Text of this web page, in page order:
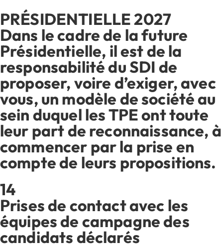
Connexion Adhérer
Espace Presse
Le SDI remet à Thibault Lanxade son
enquête sur l’état des dettes URSSAF
des indépendants et dirigeants de
TPE
09/05/2022
PRÉSIDENTIELLE 2027
Dans le cadre de la future
Présidentielle, il est de la
responsabilité du SDI de
proposer, voire d’exiger, avec
vous, un modèle de société au
sein duquel les TPE ont toute
leur part de reconnaissance, à
commencer par la prise en
compte de leurs propositions.
14
Prises de contact avec les
équipes de campagne des
candidats déclarés